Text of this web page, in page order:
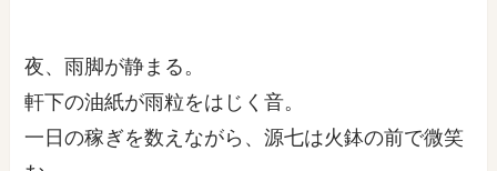
夜、雨脚が静まる。
軒下の油紙が雨粒をはじく音。
一日の稼ぎを数えながら、源七は火鉢の前で微笑